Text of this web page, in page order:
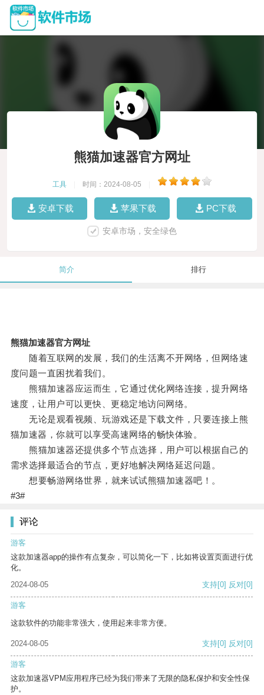
熊猫加速器官方网址
工具 时间：2024-08-05
安卓下载 苹果下载 PC下载
安卓市场，安全绿色
简介 排行
熊猫加速器官方网址
随着互联网的发展，我们的生活离不开网络，但网络速
度问题一直困扰着我们。
熊猫加速器应运而生，它通过优化网络连接，提升网络
速度，让用户可以更快、更稳定地访问网络。
无论是观看视频、玩游戏还是下载文件，只要连接上熊
猫加速器，你就可以享受高速网络的畅快体验。
熊猫加速器还提供多个节点选择，用户可以根据自己的
需求选择最适合的节点，更好地解决网络延迟问题。
想要畅游网络世界，就来试试熊猫加速器吧！。
#3#
评论
游客
这款加速器app的操作有点复杂，可以简化一下，比如将设置页面进行优
化。
2024-08-05
支持[0] 反对[0]
游客
这款软件的功能非常强大，使用起来非常方便。
2024-08-05 支持[0] 反对[0]
游客
这款加速器VPM应用程序已经为我们带来了无限的隐私保护和安全性保
护。